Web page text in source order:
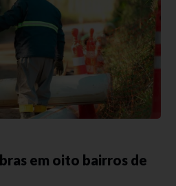
em oito bairros de